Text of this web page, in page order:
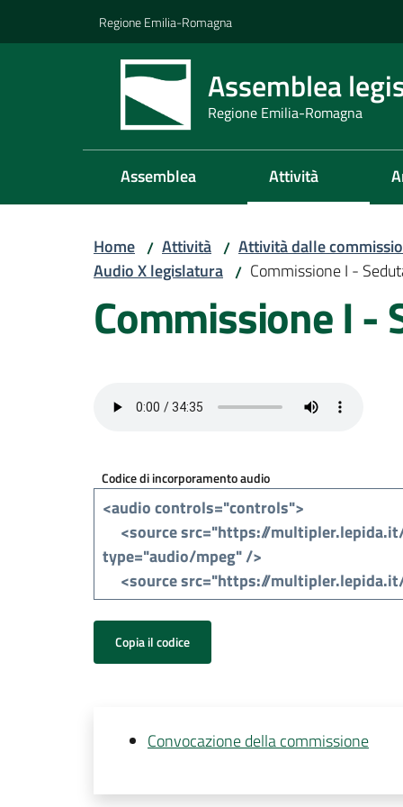
Regione Emilia-Romagna
Assemblea
Regione Emilia-Romagna
Assemblea Attività
Home / Attività / Attività dalle
Audio X legislatura / Commissione I -
Commissione I
Codice di incorporamento audio
Copia il codice
Convocazione della commissione